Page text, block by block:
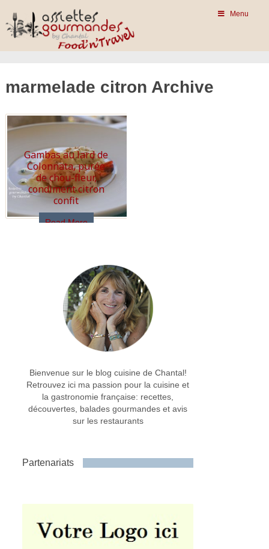
Menu
marmelade citron Archive
Gambas au lard de
Colonnata, purée
de chou-fleur,
condiment citron
confit
Read More
Bienvenue sur le blog cuisine de Chantal!
Retrouvez ici ma passion pour la cuisine et
la gastronomie française: recettes,
découvertes, balades gourmandes et avis
sur les restaurants
Partenariats